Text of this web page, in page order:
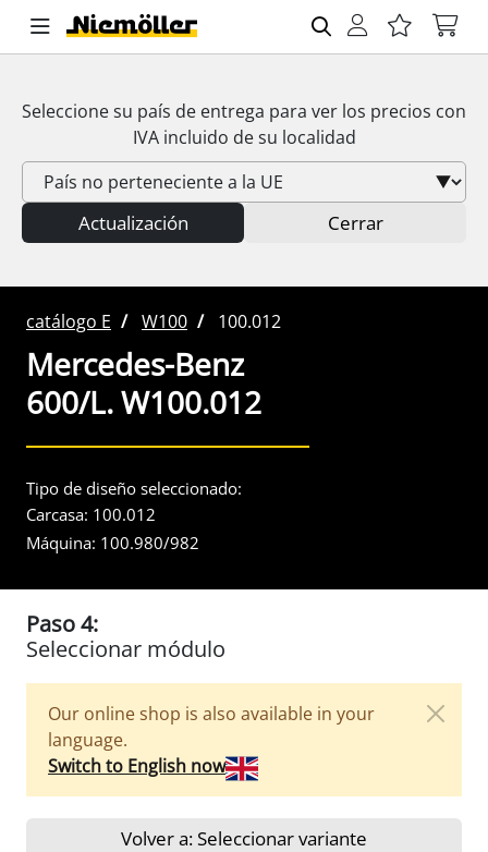
Seleccione su país de entrega para ver los precios con
IVAincluido de su localidad
Actualización Cerrar
catálogo E W100 100.012
Mercedes-Benz
600/L. W100.012
Tipo de diseño seleccionado:
Carcasa: 100.012
Máquina: 100.980/982
Paso 4:
Seleccionar módulo
Our online shop is also available in your
language.
Switch to English now
Volver a: Seleccionar variante